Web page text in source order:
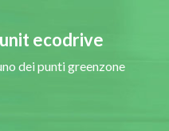
ecodrive
dei punti greenzone